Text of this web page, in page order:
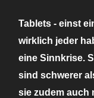
Tablets - einst
wirklich jeder
eine Sinnkrise.
sind schwerer
sie zudem auch